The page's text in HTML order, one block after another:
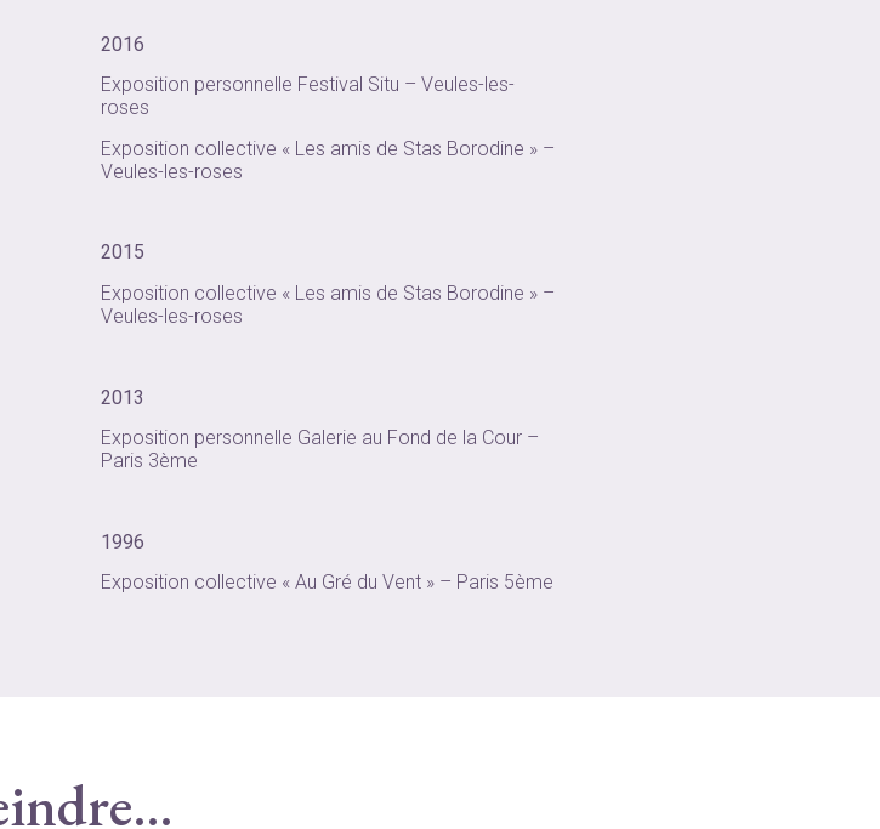
2016
Exposition personnelle Festival Situ – Veules-les-
roses
Exposition collective « Les amis de Stas Borodine » –
Veules-les-roses
2015
Exposition collective « Les amis de Stas Borodine » –
Veules-les-roses
2013
Exposition personnelle Galerie au Fond de la Cour –
Paris 3ème
1996
Exposition collective « Au Gré du Vent » – Paris 5ème